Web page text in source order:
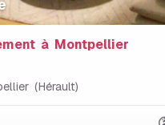
à Montpellier
(Hérault)